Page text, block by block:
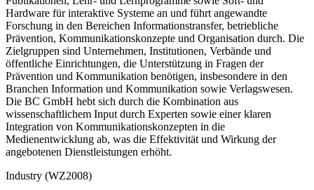
Hardware für interaktive Systeme an und führt angewandte
Forschung in den Bereichen Informationstransfer, betriebliche
Prävention, Kommunikationskonzepte und Organisation durch. Die
Zielgruppen sind Unternehmen, Institutionen, Verbände und
öffentliche Einrichtungen, die Unterstützung in Fragen der
Prävention und Kommunikation benötigen, insbesondere in den
Branchen Information und Kommunikation sowie Verlagswesen.
Die BC GmbH hebt sich durch die Kombination aus
wissenschaftlichem Input durch Experten sowie einer klaren
Integration von Kommunikationskonzepten in die
Medienentwicklung ab, was die Effektivität und Wirkung der
angebotenen Dienstleistungen erhöht.
Industry (WZ2008)